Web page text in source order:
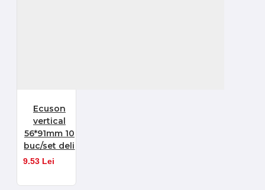
Ecuson
vertical
56*91mm 10
buc/set deli
9.53 Lei